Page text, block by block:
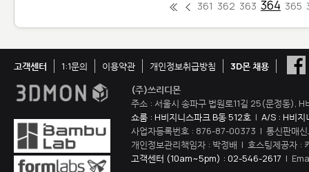
361 362 363 364 365
고객센터 1:1문의 이용약관 개인정보취급방침
3D몬 채용
(주)쓰리디몬
주소 : 서울시 송파구 법원로11길 25(문정동),
쇼룸 : H비지니스파크 B동 512호 | A/S : H비지
사업자등록번호 : 876-87-00373 | 통신판매
개인정보관리책임자 : 박정배 | 호스팅제공자 :
고객센터 (10am~5pm) : 02-546-2617 |